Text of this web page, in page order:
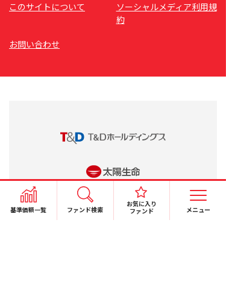
基準価額一覧 ファンド検索
お気に入り
ファンド
メニュー
このサイトについて
ソーシャルメディア利用規
約
お問い合わせ